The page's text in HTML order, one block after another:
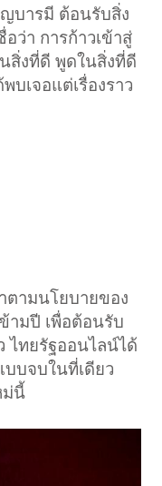
บารมี ต้อนรับสิ่ง
ว่า การก้าวเข้าสู่
สิ่งที่ดี พูดในสิ่งที่ดี
เจอแต่เรื่องราว
ตามนโยบายของ
ามปี เพื่อต้อนรับ
ไทยรัฐออนไลน์ได้
บจบในที่เดียว
ม่นี้